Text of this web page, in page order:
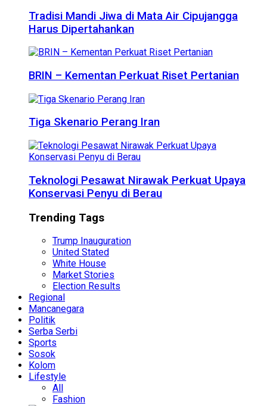
Tradisi Mandi Jiwa di Mata Air Cipujangga
Harus Dipertahankan
BRIN – Kementan Perkuat Riset Pertanian
Tiga Skenario Perang Iran
Teknologi Pesawat Nirawak Perkuat Upaya
Konservasi Penyu di Berau
Trending Tags
Trump Inauguration
United Stated
White House
Market Stories
Election Results
Regional
Mancanegara
Politik
Serba Serbi
Sports
Sosok
Kolom
Lifestyle
All
Fashion